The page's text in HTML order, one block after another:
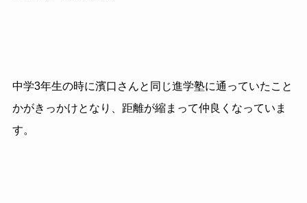
中学3年生の時に濱口さんと同じ進学塾に通っていたこと
かがきっかけとなり、距離が縮まって仲良くなっていま
す。